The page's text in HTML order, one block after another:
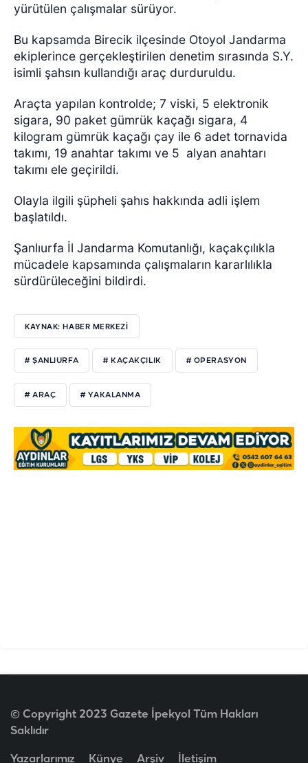
yürütülen çalışmalar sürüyor.
Bu kapsamda Birecik ilçesinde Otoyol Jandarma
ekiplerince gerçekleştirilen denetim sırasında S.Y.
isimli şahsın kullandığı araç durduruldu.
Araçta yapılan kontrolde; 7 viski, 5 elektronik
sigara, 90 paket gümrük kaçağı sigara, 4
kilogram gümrük kaçağı çay ile 6 adet tornavida
takımı, 19 anahtar takımı ve 5 alyan anahtarı
takımı ele geçirildi.
Olayla ilgili şüpheli şahıs hakkında adli işlem
başlatıldı.
Şanlıurfa İl Jandarma Komutanlığı, kaçakçılıkla
mücadele kapsamında çalışmaların kararlılıkla
sürdürüleceğini bildirdi.
KAYNAK: HABER MERKEZİ
# ŞANLIURFA # KAÇAKÇILIK # OPERASYON
# ARAÇ # YAKALANMA
© Copyright 2023 Gazete İpekyol Tüm Hakları
Saklıdır
Yazarlarımız Künye Arşiv İletişim